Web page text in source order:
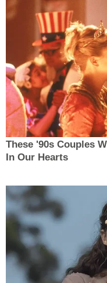
These '90s Couples
In Our Hearts